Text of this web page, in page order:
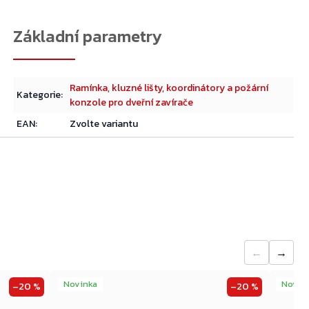
Kategorie: Ramínka, kluzné lišty, koordinátory a požární
konzole pro dveřní zavírače
EAN: Zvolte variantu
← →
–20 % Novinka –20 %
Přejít do košíku